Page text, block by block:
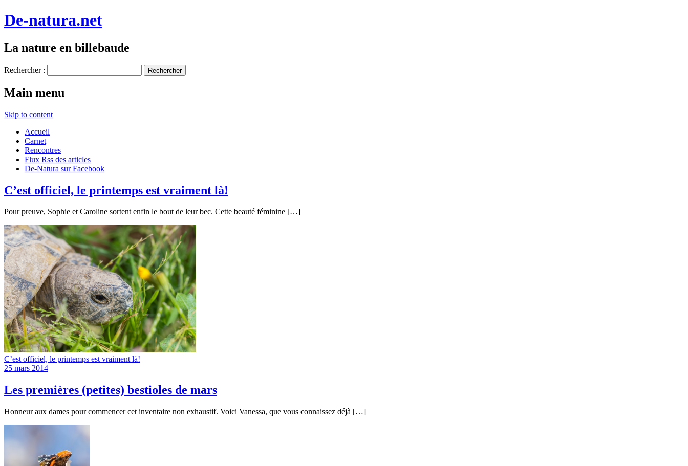
De-natura.net
La nature en billebaude
Rechercher :
Main menu
Skip to content
Accueil
Carnet
Rencontres
Flux Rss des articles
De-Natura sur Facebook
C’est officiel, le printemps est vraiment là!
Pour preuve, Sophie et Caroline sortent enfin le bout de leur bec. Cette beauté féminine […]
C’est officiel, le printemps est vraiment là!
25 mars 2014
Les premières (petites) bestioles de mars
Honneur aux dames pour commencer cet inventaire non exhaustif. Voici Vanessa, que vous connaissez déjà […]